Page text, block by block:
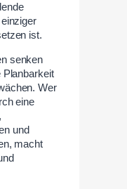
ist.
senken
Planbarkeit
Wer
eine
und
macht